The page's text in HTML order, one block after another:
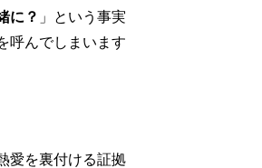
に？ 」という事実
呼んでしまいます
愛を裏付ける証拠